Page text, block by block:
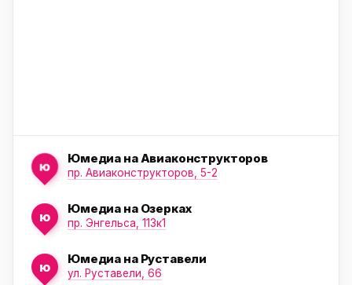
ю
Юмедиа на Авиаконструкторов
пр. Авиаконструкторов, 5-2
ю
Юмедиа на Озерках
пр. Энгельса, 113к1
ю
Юмедиа на Руставели
ул. Руставели, 66